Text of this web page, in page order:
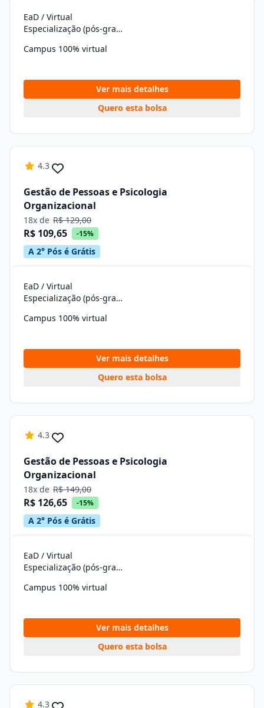
EaD / Virtual
Especialização (pós-graduação)
Campus 100% virtual
Ver mais detalhes
Quero esta bolsa
4.3
Gestão de Pessoas e Psicologia
Organizacional
18x de R$ 129,00
R$ 109,65 -15%
A 2° Pós é Grátis
EaD / Virtual
Especialização (pós-graduação)
Campus 100% virtual
Ver mais detalhes
Quero esta bolsa
4.3
Gestão de Pessoas e Psicologia
Organizacional
18x de R$ 149,00
R$ 126,65 -15%
A 2° Pós é Grátis
EaD / Virtual
Especialização (pós-graduação)
Campus 100% virtual
Ver mais detalhes
Quero esta bolsa
4.3